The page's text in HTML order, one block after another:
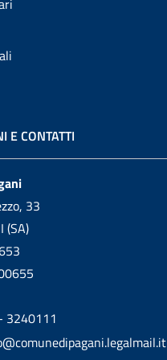
E CONTATTI
33
(SA)
3240111